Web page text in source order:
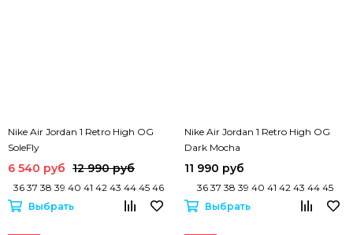
Nike Air Jordan 1 Retro High OG
SoleFly
6 540 руб 12 990 руб
36 37 38 39 40 41 42 43 44 45 46
Выбрать
Nike Air Jordan 1 Retro High OG
Dark Mocha
11 990 руб
36 37 38 39 40 41 42 43 44 45
Выбрать